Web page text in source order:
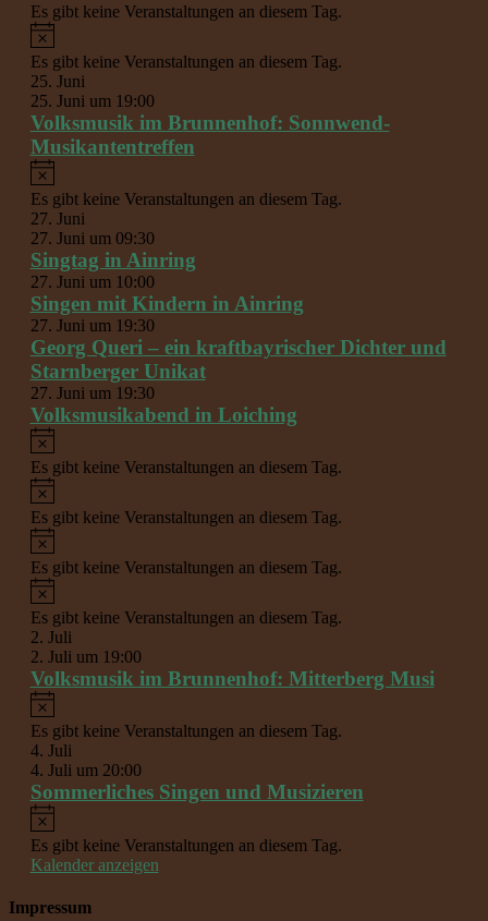
Es gibt keine Veranstaltungen an diesem Tag.
Hinweis
Es gibt keine Veranstaltungen an diesem Tag.
25. Juni
25. Juni um 19:00
Volksmusik im Brunnenhof: Sonnwend-
Musikantentreffen
Hinweis
Es gibt keine Veranstaltungen an diesem Tag.
27. Juni
27. Juni um 09:30
Singtag in Ainring
27. Juni um 10:00
Singen mit Kindern in Ainring
27. Juni um 19:30
Georg Queri – ein kraftbayrischer Dichter und
Starnberger Unikat
27. Juni um 19:30
Volksmusikabend in Loiching
Hinweis
Es gibt keine Veranstaltungen an diesem Tag.
Hinweis
Es gibt keine Veranstaltungen an diesem Tag.
Hinweis
Es gibt keine Veranstaltungen an diesem Tag.
Hinweis
Es gibt keine Veranstaltungen an diesem Tag.
2. Juli
2. Juli um 19:00
Volksmusik im Brunnenhof: Mitterberg Musi
Hinweis
Es gibt keine Veranstaltungen an diesem Tag.
4. Juli
4. Juli um 20:00
Sommerliches Singen und Musizieren
Hinweis
Es gibt keine Veranstaltungen an diesem Tag.
Kalender anzeigen
Impressum